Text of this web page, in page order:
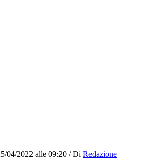
04/2022 alle 09:20 / Di Redazione